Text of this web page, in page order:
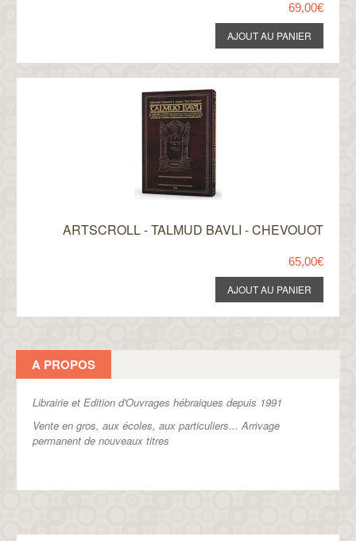
69,00€
ARTSCROLL - TALMUD BAVLI - CHEVOUOT
65,00€
A PROPOS
Librairie et Edition d'Ouvrages hébraiques depuis 1991
Vente en gros, aux écoles, aux particuliers...Arrivage
permanent de nouveaux titres